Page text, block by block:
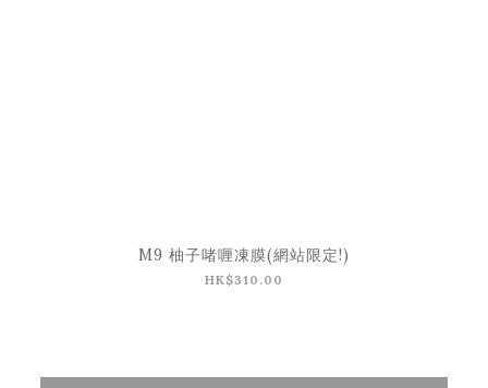
M9 柚子啫喱凍膜(網站限定!)
HK$310.00